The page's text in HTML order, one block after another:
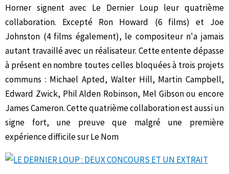
Horner signent avec Le Dernier Loup leur quatrième
collaboration. Excepté Ron Howard (6 films) et Joe
Johnston (4 films également), le compositeur n'a jamais
autant travaillé avec un réalisateur. Cette entente dépasse
à présent en nombre toutes celles bloquées à trois projets
communs : Michael Apted, Walter Hill, Martin Campbell,
Edward Zwick, Phil Alden Robinson, Mel Gibson ou encore
James Cameron. Cette quatrième collaboration est aussi un
signe fort, une preuve que malgré une première
expérience difficile sur Le Nom